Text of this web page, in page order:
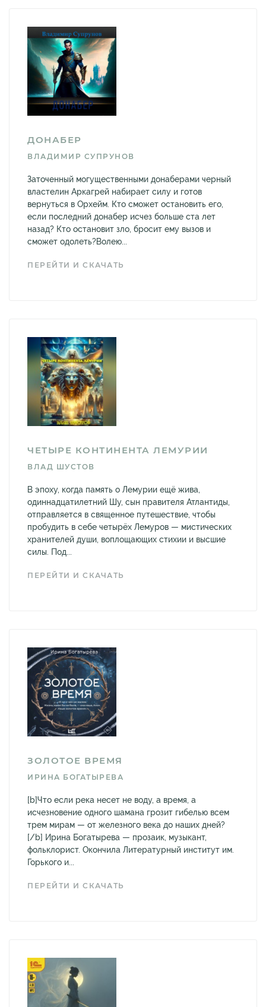
ДОНАБЕР
ВЛАДИМИР СУПРУНОВ
Заточенный могущественными донаберами черный
властелин Аркагрей набирает силу и готов
вернуться в Орхейм. Кто сможет остановить его,
если последний донабер исчез больше ста лет
назад? Кто остановит зло, бросит ему вызов и
сможет одолеть?Волею...
ПЕРЕЙТИ И СКАЧАТЬ
ЧЕТЫРЕ КОНТИНЕНТА ЛЕМУРИИ
ВЛАД ШУСТОВ
В эпоху, когда память о Лемурии ещё жива,
одиннадцатилетний Шу, сын правителя Атлантиды,
отправляется в священное путешествие, чтобы
пробудить в себе четырёх Лемуров — мистических
хранителей души, воплощающих стихии и высшие
силы. Под...
ПЕРЕЙТИ И СКАЧАТЬ
ЗОЛОТОЕ ВРЕМЯ
ИРИНА БОГАТЫРЕВА
[b]Что если река несет не воду, а время, а
исчезновение одного шамана грозит гибелью всем
трем мирам — от железного века до наших дней?
[/b] Ирина Богатырева — прозаик, музыкант,
фольклорист. Окончила Литературный институт им.
Горького и...
ПЕРЕЙТИ И СКАЧАТЬ